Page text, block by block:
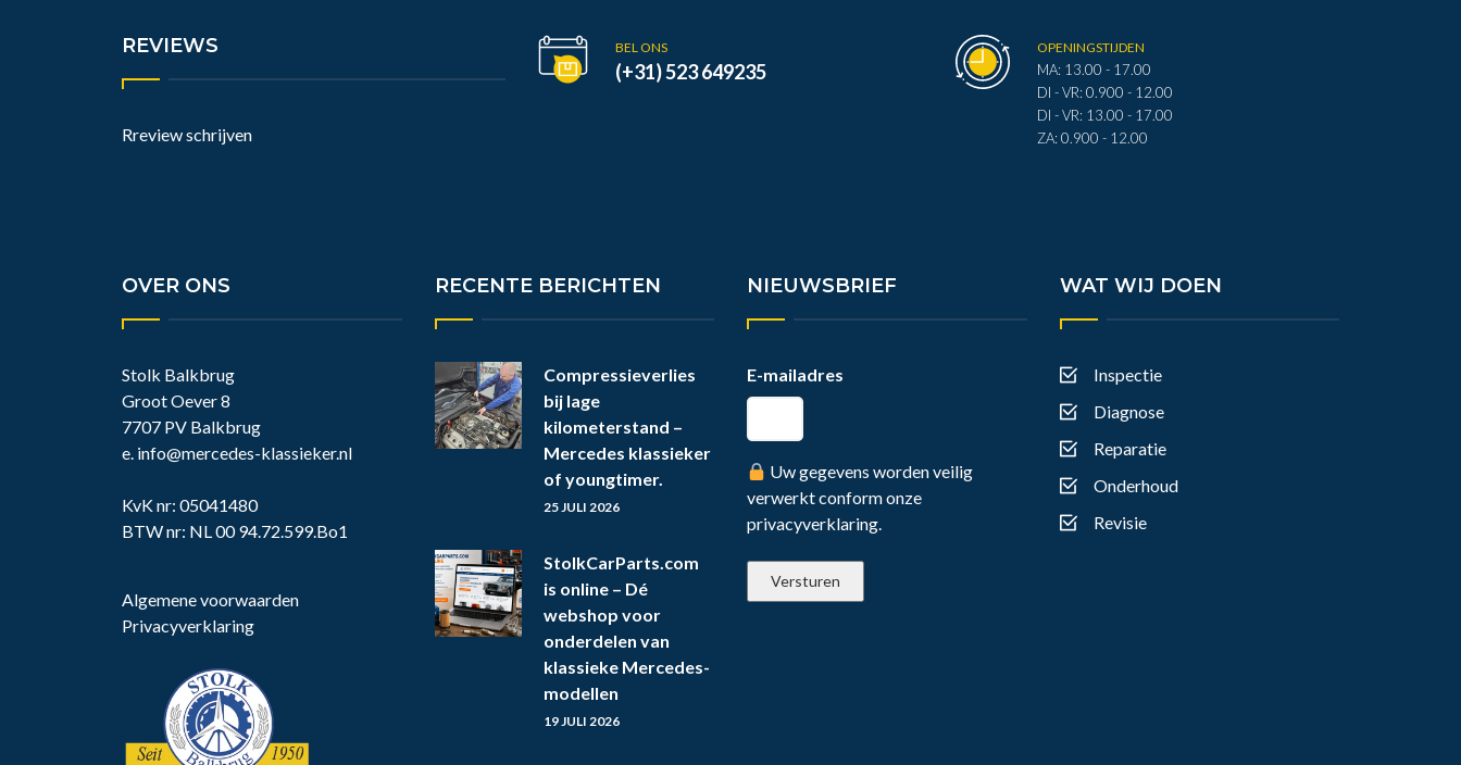
REVIEWS
Rreview schrijven
BEL ONS
(+31) 523 649235
OPENINGSTIJDEN
MA: 13.00 - 17.00
DI - VR: 0.900 - 12.00
DI - VR: 13.00 - 17.00
ZA: 0.900 - 12.00
OVER ONS
Stolk Balkbrug
Groot Oever 8
7707 PV Balkbrug
e. info@mercedes-klassieker.nl
KvK nr: 05041480
BTW nr: NL 00 94.72.599.Bo1
Algemene voorwaarden
Privacyverklaring
RECENTE BERICHTEN
Compressieverlies
bij lage
kilometerstand –
Mercedes klassieker
of youngtimer.
25 JULI 2026
StolkCarParts.com
is online – Dé
webshop voor
onderdelen van
klassieke Mercedes-
modellen
19 JULI 2026
NIEUWSBRIEF
E-mailadres
Uw gegevens worden veilig
verwerkt conform onze
privacyverklaring.
WAT WIJ DOEN
Inspectie
Diagnose
Reparatie
Onderhoud
Revisie